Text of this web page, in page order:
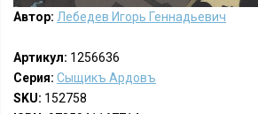
Автор: Лебедев Игорь Геннадьевич
Артикул: 1256636
Серия: Сыщикъ Ардовъ
SKU: 152758